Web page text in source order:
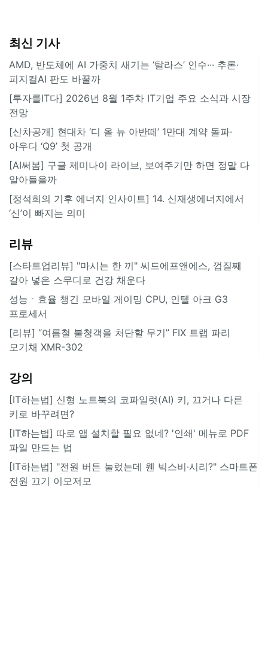
최신 기사
AMD, 반도체에 AI 가중치 새기는 ‘탈라스’ 인수··· 추론·
피지컬AI 판도 바꿀까
[투자를IT다] 2026년 8월 1주차 IT기업 주요 소식과 시장
전망
[신차공개] 현대차 ‘디 올 뉴 아반떼’ 1만대 계약 돌파·
아우디 ‘Q9’ 첫 공개
[AI써봄] 구글 제미나이 라이브, 보여주기만 하면 정말 다
알아들을까
[정석희의 기후 에너지 인사이트] 14. 신재생에너지에서
‘신’이 빠지는 의미
리뷰
[스타트업리뷰] "마시는 한 끼" 씨드에프앤에스, 껍질째
갈아 넣은 스무디로 건강 채운다
성능ㆍ효율 챙긴 모바일 게이밍 CPU, 인텔 아크 G3
프로세서
[리뷰] “여름철 불청객을 처단할 무기” FIX 트랩 파리
모기채 XMR-302
강의
[IT하는법] 신형 노트북의 코파일럿(AI) 키, 끄거나 다른
키로 바꾸려면?
[IT하는법] 따로 앱 설치할 필요 없네? '인쇄' 메뉴로 PDF
파일 만드는 법
[IT하는법] "전원 버튼 눌렀는데 웬 빅스비·시리?" 스마트폰
전원 끄기 이모저모